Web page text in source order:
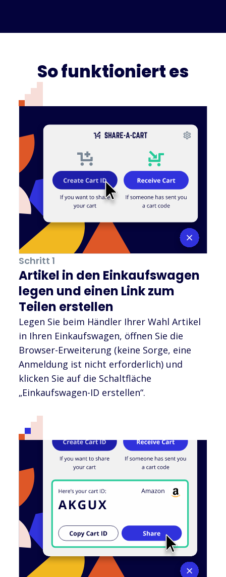
So funktioniert es
Schritt 1
Artikel in den Einkaufswagen
legen und einen Link zum
Teilen erstellen
Legen Sie beim Händler Ihrer Wahl Artikel
in Ihren Einkaufswagen, öffnen Sie die
Browser-Erweiterung (keine Sorge, eine
Anmeldung ist nicht erforderlich) und
klicken Sie auf die Schaltfläche
„Einkaufswagen-ID erstellen“.